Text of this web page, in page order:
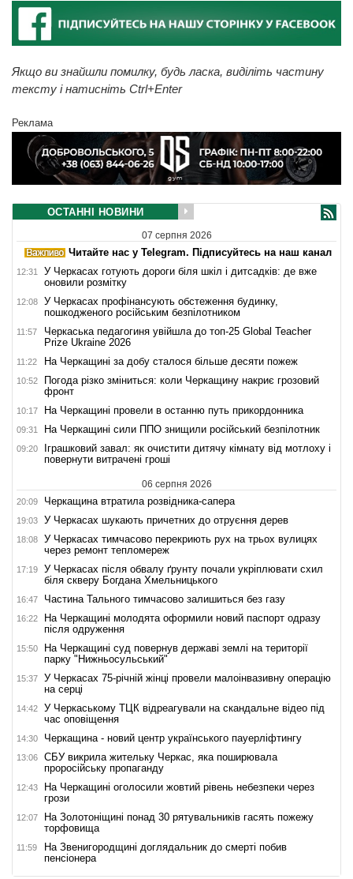
Якщо ви знайшли помилку, будь ласка, виділіть частину
тексту і натисніть Ctrl+Enter
Реклама
ОСТАННІ НОВИНИ
07 серпня 2026
Читайте нас у Telegram. Підписуйтесь на наш канал
12:31
У Черкасах готують дороги біля шкіл і дитсадків: де вже
оновили розмітку
12:08
У Черкасах профінансують обстеження будинку,
пошкодженого російським безпілотником
11:57
Черкаська педагогиня увійшла до топ-25 Global Teacher
Prize Ukraine 2026
11:22 На Черкащині за добу сталося більше десяти пожеж
10:52
Погода різко зміниться: коли Черкащину накриє грозовий
фронт
10:17 На Черкащині провели в останню путь прикордонника
09:31 На Черкащині сили ППО знищили російський безпілотник
09:20
Іграшковий завал: як очистити дитячу кімнату від мотлоху і
повернути витрачені гроші
06 серпня 2026
20:09 Черкащина втратила розвідника-сапера
19:03 У Черкасах шукають причетних до отруєння дерев
18:08
У Черкасах тимчасово перекриють рух на трьох вулицях
через ремонт тепломереж
17:19
У Черкасах після обвалу ґрунту почали укріплювати схил
біля скверу Богдана Хмельницького
16:47 Частина Тального тимчасово залишиться без газу
16:22
На Черкащині молодята оформили новий паспорт одразу
після одруження
15:50
На Черкащині суд повернув державі землі на території
парку "Нижньосульський"
15:37
У Черкасах 75-річній жінці провели малоінвазивну операцію
на серці
14:42
У Черкаському ТЦК відреагували на скандальне відео під
час оповіщення
14:30 Черкащина - новий центр українського пауерліфтингу
13:06
СБУ викрила жительку Черкас, яка поширювала
проросійську пропаганду
12:43
На Черкащині оголосили жовтий рівень небезпеки через
грози
12:07
На Золотоніщині понад 30 рятувальників гасять пожежу
торфовища
11:59
На Звенигородщині доглядальник до смерті побив
пенсіонера